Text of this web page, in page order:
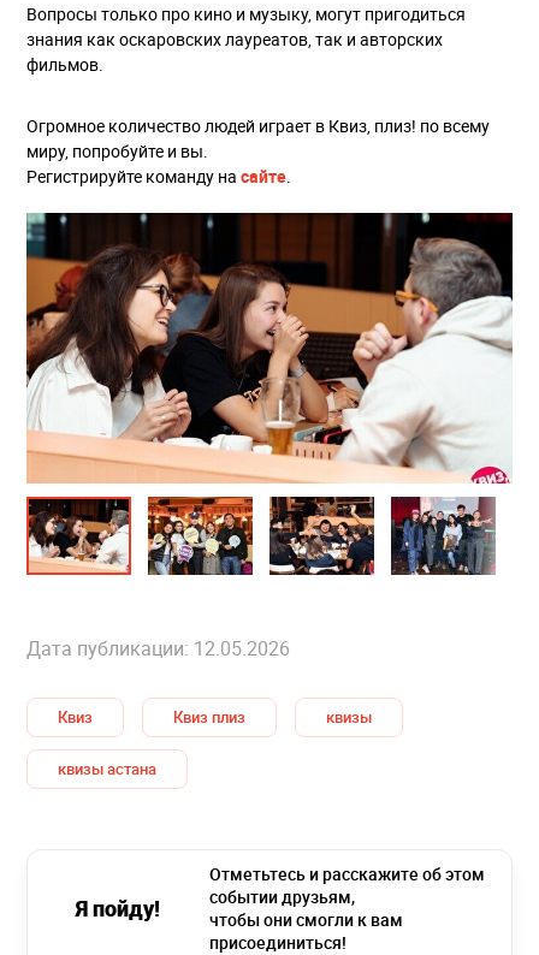
Вопросы только про кино и музыку, могут пригодиться
знания как оскаровских лауреатов, так и авторских
фильмов.
Огромное количество людей играет в Квиз, плиз! по всему
миру, попробуйте и вы.
Регистрируйте команду на сайте.
Дата публикации: 12.05.2026
Квиз Квиз плиз квизы
квизы астана
Я пойду!
Отметьтесь и расскажите об этом
событии друзьям,
чтобы они смогли к вам
присоединиться!